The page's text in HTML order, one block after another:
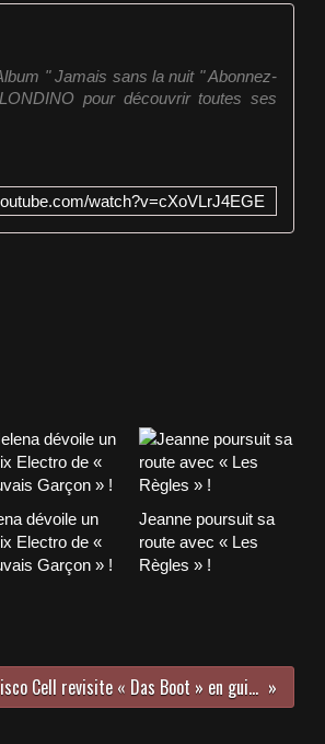
" Jamais sans la nuit " Abonnez-
pour découvrir toutes ses
watch?v=cXoVLrJ4EGE
dévoile un
Electro de «
Garçon » !
Jeanne poursuit sa
route avec « Les
Règles » !
Disco Cell revisite « Das Boot » en guise de nouveau single !